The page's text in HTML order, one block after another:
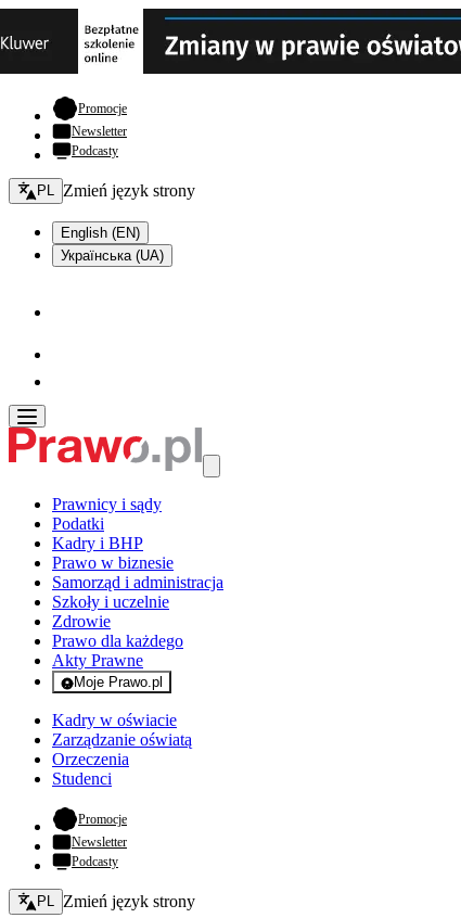
Promocje- otwiera się w nowej karcie
Newsletter
Podcasty
Zmień język - bieżący:
PL Zmień język strony
English (EN)
Українська (UA)
Prawnicy i sądy
Podatki
Kadry i BHP
Prawo w biznesie
Samorząd i administracja
Szkoły i uczelnie
Zdrowie
Prawo dla każdego
Akty Prawne
Moje Prawo.pl
- rejestracja i logowanie do serwisu
Kadry w oświacie
Zarządzanie oświatą
Orzeczenia
Studenci
Promocje- otwiera się w nowej karcie
Newsletter
Podcasty
Zmień język - bieżący:
PL Zmień język strony